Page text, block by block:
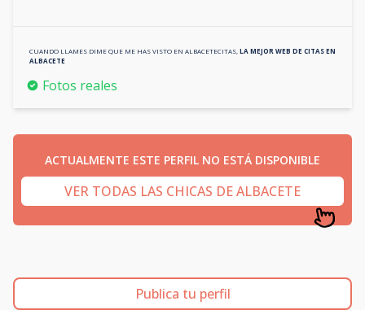
CUANDO LLAMES DIME QUE ME HAS VISTO EN ALBACETECITAS,LA MEJOR WEB DE CITAS EN
ALBACETE
Fotos reales
ACTUALMENTE ESTE PERFIL NO ESTÁ DISPONIBLE
VER TODAS LAS CHICAS DE ALBACETE
Publica tu perfil